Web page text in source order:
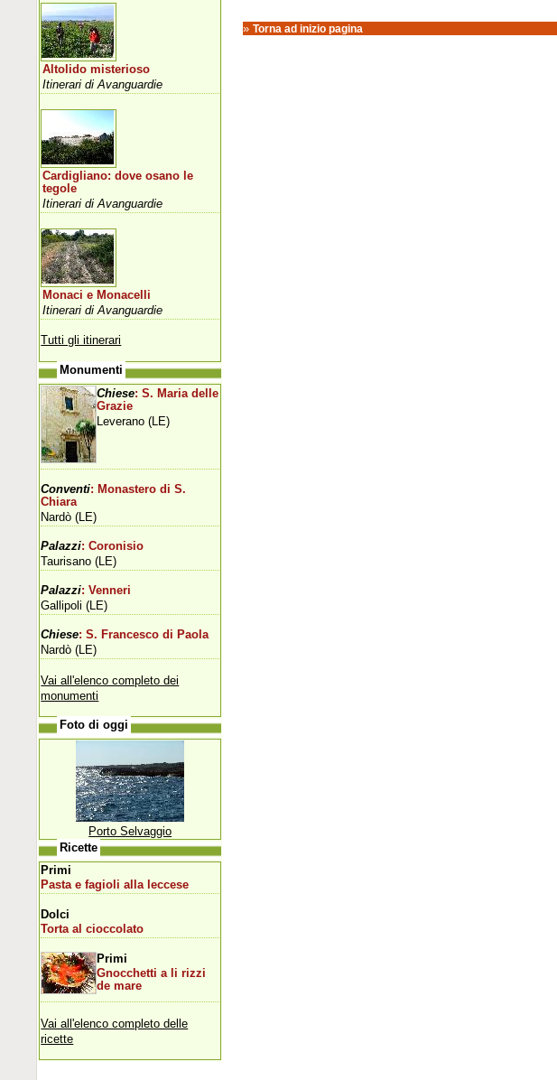
»Torna ad inizio pagina
Altolido misterioso
Itinerari di Avanguardie
Cardigliano: dove osano le
tegole
Itinerari di Avanguardie
Monaci e Monacelli
Itinerari di Avanguardie
Tutti gli itinerari
Monumenti
Chiese: S. Maria delle
Grazie
Leverano (LE)
Conventi: Monastero di S.
Chiara
Nardò (LE)
Palazzi: Coronisio
Taurisano (LE)
Palazzi: Venneri
Gallipoli (LE)
Chiese: S. Francesco di Paola
Nardò (LE)
Vai all'elenco completo dei
monumenti
Foto di oggi
Porto Selvaggio
Ricette
Primi
Pasta e fagioli alla leccese
Dolci
Torta al cioccolato
Primi
Gnocchetti a li rizzi
de mare
Vai all'elenco completo delle
ricette